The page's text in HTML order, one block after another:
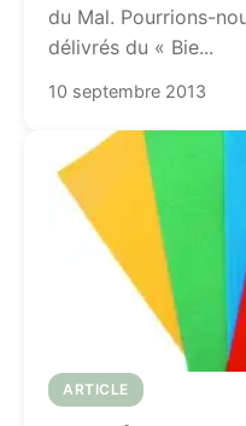
du Mal. Pourrions-
délivrés du « Bie...
10 septembre 2013
ARTICLE